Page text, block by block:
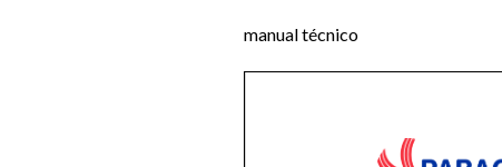
manual técnico